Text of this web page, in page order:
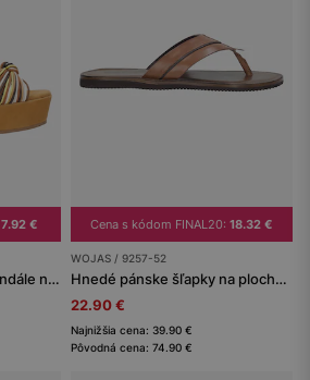
7.92 €
Svetlohnedé dámske sandále na klíne z minikolekcie POWER CORD
Cena s kódom FINAL20: 18.32 €
WOJAS / 9257-52
Hnedé pánske šľapky na plochej podrážke
22.90 €
Najnižšia cena: 39.90 €
Pôvodná cena: 74.90 €